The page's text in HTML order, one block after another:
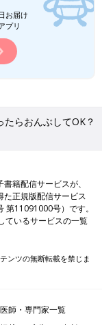
お届け
プリ
たらおんぶしてOK？
籍配信サービスが、
た正規版配信サービス
第11091000号）です。
ているサービスの一覧
ンツの無断転載を禁じま
医師・専門家一覧